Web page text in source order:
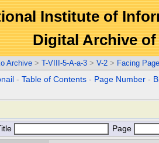
Institute of
Digital Archive
Archive > T-VIII-5-A-a-3 > V-2 > Facing
-Table of Contents - Page Number -
Page